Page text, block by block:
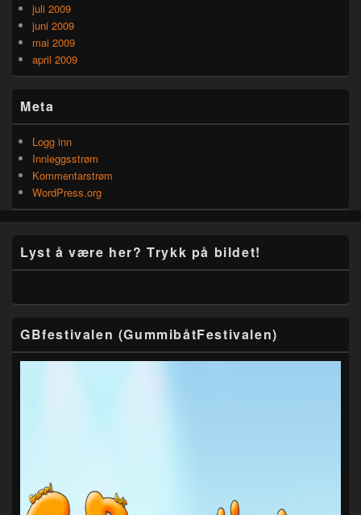
juli 2009
juni 2009
mai 2009
april 2009
Meta
Logg inn
Innleggsstrøm
Kommentarstrøm
WordPress.org
Lyst å være her? Trykk på bildet!
GBfestivalen (GummibåtFestivalen)